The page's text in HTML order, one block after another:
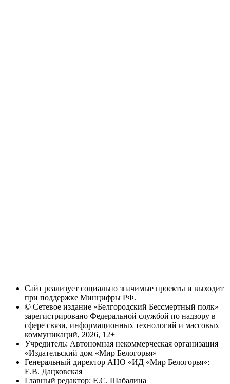
Сайт реализует социально значимые проекты и выходит
при поддержке Минцифры РФ.
© Сетевое издание «Белгородский Бессмертный полк»
зарегистрировано Федеральной службой по надзору в
сфере связи, информационных технологий и массовых
коммуникаций, 2026, 12+
Учредитель: Автономная некоммерческая организация
«Издательский дом «Мир Белогорья»
Генеральный директор АНО «ИД «Мир Белогорья»:
Е.В. Дацковская
Главный редактор: Е.С. Шабалина